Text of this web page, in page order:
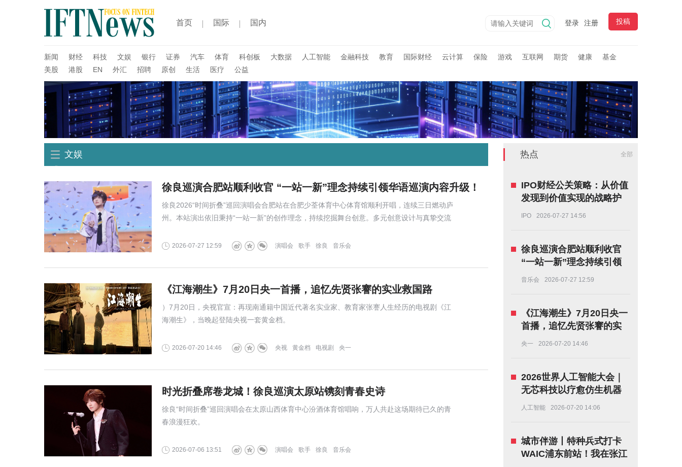
首页 国际 国内 投稿
注册
登录
新闻 财经 科技 文娱 银行 证券 汽车 体育 科创板 大数据 人工智能 金融科技 教育 国际财经 云计算 保险 游戏 互联网 期货 健康
基金
美股
港股 EN 外汇 招聘 原创 生活 医疗 公益
文娱
徐良巡演合肥站顺利收官 “一站一新”理念持续引领华语巡演内容升级！
徐良2026“时间折叠”巡回演唱会合肥站在合肥少荃体育中心体育馆顺利开唱，连续三日燃动庐
州。本站演出依旧秉持“一站一新”的创作理念，持续挖掘舞台创意。多元创意设计与真挚交流
验。2026-07-27 12:59 音乐会
徐良
歌手
演唱会
《江海潮生》7月20日央一首播，追忆先贤张謇的实业救国路
）7月20日，央视官宣：再现南通籍中国近代著名实业家、教育家张謇人生经历的电视剧《江
海潮生》，当晚起登陆央视一套黄金档。
2026-07-20 14:46 央一
电视剧
黄金档
央视
时光折叠席卷龙城！徐良巡演太原站镌刻青春史诗
徐良“时间折叠”巡回演唱会在太原山西体育中心汾酒体育馆唱响，万人共赴这场期待已久的青
春浪漫狂欢。
2026-07-06 13:51 音乐会
徐良
歌手
演唱会
热点 全部
IPO财经公关策略：从价值
发现到价值实现的战略护
IPO 2026-07-27 14:56
徐良巡演合肥站顺利收官
“一站一新”理念持续引领
华语巡演内容升级！
音乐会 2026-07-27 12:59
《江海潮生》7月20日央一
首播，追忆先贤张謇的实
业救国路
央一 2026-07-20 14:46
2026世界人工智能大会｜
无芯科技以疗愈仿生机器
人解锁AI陪伴新范式
人工智能 2026-07-20 14:06
城市伴游丨特种兵式打卡
WAIC浦东前站！我在张江